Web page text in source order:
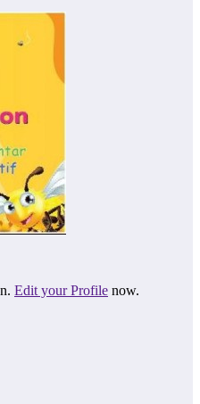
Edit your Profile now.